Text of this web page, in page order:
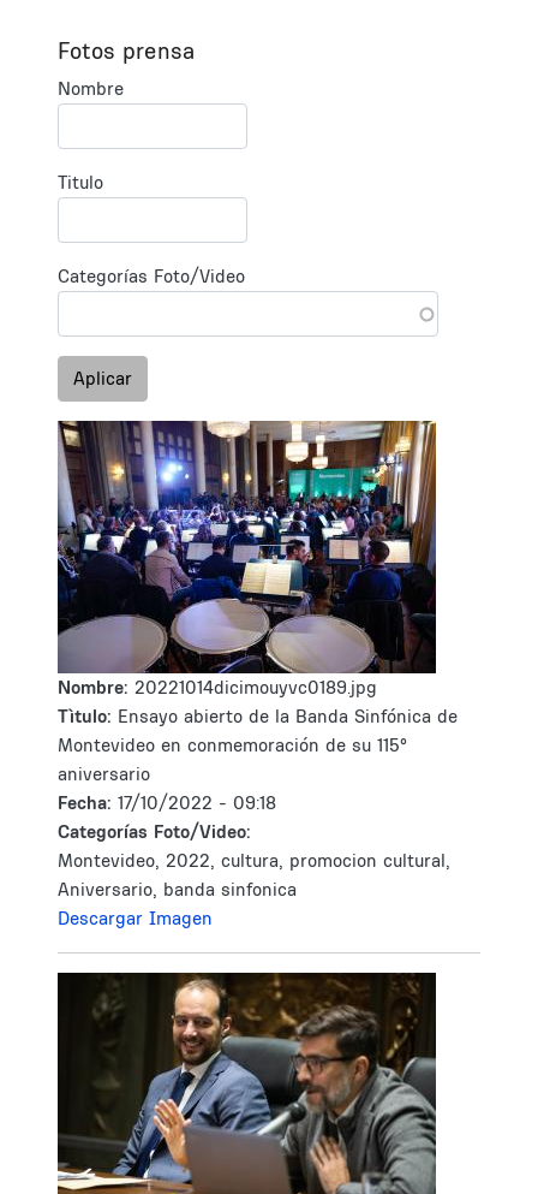
Fotos prensa
Nombre
Titulo
Categorías Foto/Video
Aplicar
Nombre: 20221014dicimouyvc0189.jpg
Tìtulo: Ensayo abierto de la Banda Sinfónica de
Montevideo en conmemoración de su 115°
aniversario
Fecha: 17/10/2022 - 09:18
Categorías Foto/Video:
Montevideo, 2022, cultura, promocion cultural,
Aniversario, banda sinfonica
Descargar Imagen